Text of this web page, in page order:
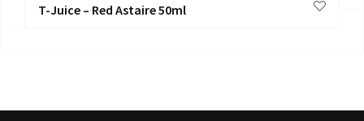
T-Juice – Red Astaire 50ml